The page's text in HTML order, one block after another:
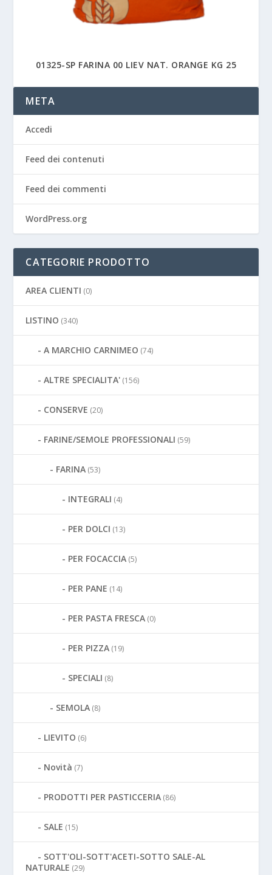
01325-SP FARINA 00 LIEV NAT. ORANGE KG 25
META
Accedi
Feed dei contenuti
Feed dei commenti
WordPress.org
CATEGORIE PRODOTTO
AREA CLIENTI (0)
LISTINO (340)
A MARCHIO CARNIMEO (74)
ALTRE SPECIALITA' (156)
CONSERVE (20)
FARINE/SEMOLE PROFESSIONALI (59)
FARINA (53)
INTEGRALI (4)
PER DOLCI (13)
PER FOCACCIA (5)
PER PANE (14)
PER PASTA FRESCA (0)
PER PIZZA (19)
SPECIALI (8)
SEMOLA (8)
LIEVITO (6)
Novità (7)
PRODOTTI PER PASTICCERIA (86)
SALE (15)
SOTT'OLI-SOTT'ACETI-SOTTO SALE-AL
NATURALE (29)